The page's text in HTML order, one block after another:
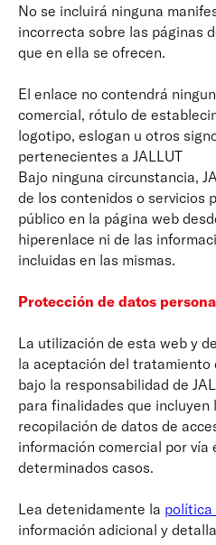
No se incluirá ninguna
incorrecta sobre las páginas
que en ella se ofrecen.
El enlace no contendrá
comercial, rótulo de
logotipo, eslogan u otros
pertenecientes a JALLUT
Bajo ninguna circunstancia,
de los contenidos o servicios
público en la página web
hiperenlace ni de las
incluidas en las mismas.
Protección de datos
La utilización de esta web y
la aceptación del tratamiento
bajo la responsabilidad de
para finalidades que incluyen
recopilación de datos de
información comercial por vía
determinados casos.
Lea detenidamente la política
información adicional y